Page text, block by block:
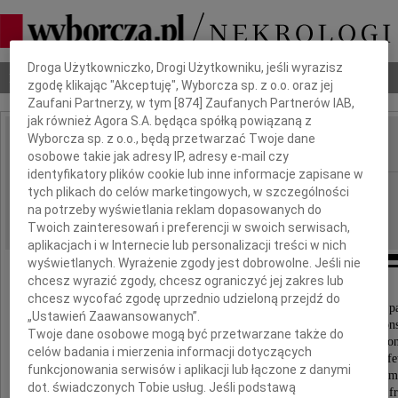
Nekrologi Odeszli Poradnik pogrzebowy
IMIĘ I NAZWISKO:
REGION: cała Polska
DATA EMISJI: 20.04.2010
"Now I am terrified at the Earth! It is that calm and
It grows such sweet things out of such
It turns harmless and stainless on its axis, with such endless
It distils such exquisite winds out of such infused
It renews with such unwitting looks, its prodigal, annual,
It gives such divine materials to men, and accepts such leavings
Dbamy o Twoją prywatność
Droga Użytkowniczko, Drogi Użytkowniku, jeśli wyrazisz
zgodę klikając "Akceptuję", Wyborcza sp. z o.o. oraz jej
Zaufani Partnerzy, w tym [874 ] Zaufanych Partnerów IAB,
jak również Agora S.A. będąca spółką powiązaną z
Wyborcza sp. z o.o., będą przetwarzać Twoje dane
osobowe takie jak adresy IP, adresy e-mail czy
identyfikatory plików cookie lub inne informacje zapisane w
tych plikach do celów marketingowych, w szczególności
na potrzeby wyświetlania reklam dopasowanych do
Twoich zainteresowań i preferencji w swoich serwisach,
aplikacjach i w Internecie lub personalizacji treści w nich
wyświetlanych. Wyrażenie zgody jest dobrowolne. Jeśli nie
chcesz wyrazić zgody, chcesz ograniczyć jej zakres lub
chcesz wycofać zgodę uprzednio udzieloną przejdź do
„Ustawień Zaawansowanych”.
Twoje dane osobowe mogą być przetwarzane także do
celów badania i mierzenia informacji dotyczących
funkcjonowania serwisów i aplikacji lub łączone z danymi
dot. świadczonych Tobie usług. Jeśli podstawą